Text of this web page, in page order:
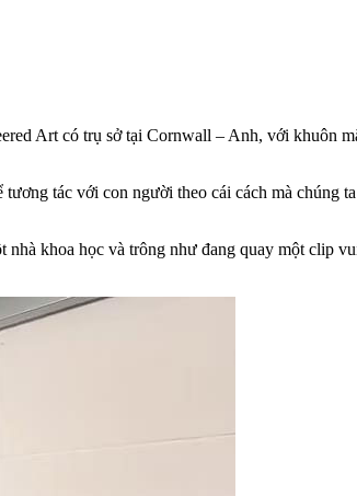
Art có trụ sở tại Cornwall – Anh, với khuôn
tác với con người theo cái cách mà chúng
khoa học và trông như đang quay một clip